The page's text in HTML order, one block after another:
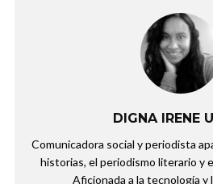
DIGNA IRENE
Comunicadora social y periodista
historias, el periodismo literario y
Aficionada a la tecnología y